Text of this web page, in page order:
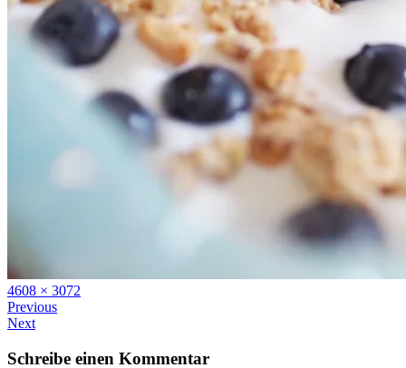
Full
size
4608 × 3072
Previous
Next
Schreibe einen Kommentar